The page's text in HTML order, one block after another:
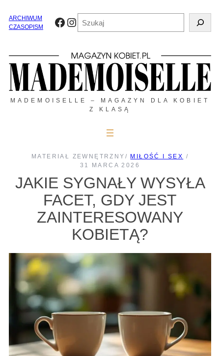
treściARCHIWUM
CZASOPISM
Facebook
Instagram
MADEMOISELLE – MAGAZYN DLA KOBIET
Z KLASĄ
MATERIAŁ ZEWNĘTRZNY / MIŁOŚĆ I SEX /
31 MARCA 2026
JAKIE SYGNAŁY WYSYŁA
FACET, GDY JEST
ZAINTERESOWANY
KOBIETĄ?